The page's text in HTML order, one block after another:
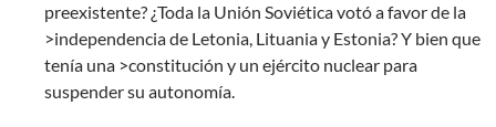
preexistente? ¿Toda la Unión Soviética votó a favor de la
>independencia de Letonia, Lituania y Estonia? Y bien que
tenía una >constitución y un ejército nuclear para
suspender su autonomía.